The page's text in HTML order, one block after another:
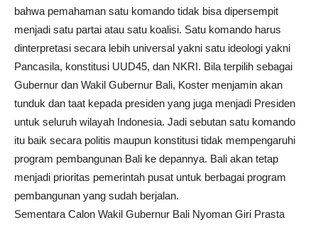
bahwa pemahaman satu komando tidak bisa dipersempit
menjadi satu partai atau satu koalisi. Satu komando harus
dinterpretasi secara lebih universal yakni satu ideologi yakni
Pancasila, konstitusi UUD45, dan NKRI. Bila terpilih sebagai
Gubernur dan Wakil Gubernur Bali, Koster menjamin akan
tunduk dan taat kepada presiden yang juga menjadi Presiden
untuk seluruh wilayah Indonesia. Jadi sebutan satu komando
itu baik secara politis maupun konstitusi tidak mempengaruhi
program pembangunan Bali ke depannya. Bali akan tetap
menjadi prioritas pemerintah pusat untuk berbagai program
pembangunan yang sudah berjalan.
Sementara Calon Wakil Gubernur Bali Nyoman Giri Prasta